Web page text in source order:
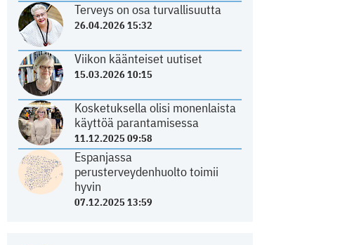
Terveys on osa turvallisuutta
26.04.2026 15:32
Viikon käänteiset uutiset
15.03.2026 10:15
Kosketuksella olisi monenlaista
käyttöä parantamisessa
11.12.2025 09:58
Espanjassa
perusterveydenhuolto toimii
hyvin
07.12.2025 13:59